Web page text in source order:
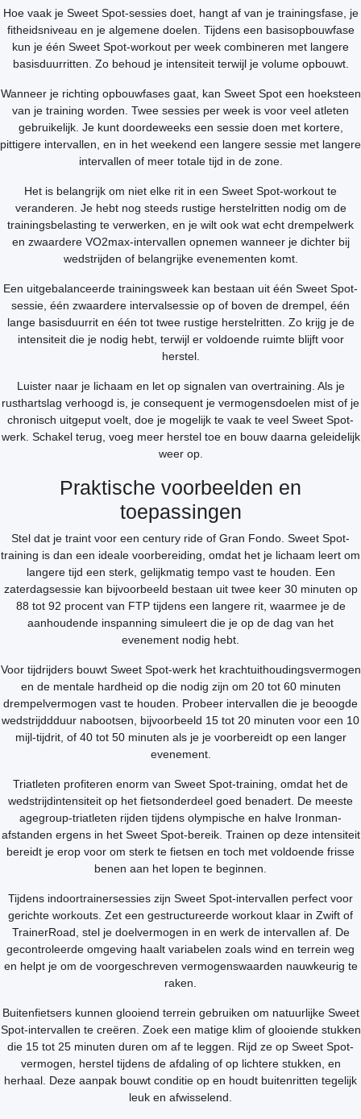
Hoe vaak je Sweet Spot-sessies doet, hangt af van je trainingsfase, je
fitheidsniveau en je algemene doelen. Tijdens een basisopbouwfase
kun je één Sweet Spot-workout per week combineren met langere
basisduurritten. Zo behoud je intensiteit terwijl je volume opbouwt.
Wanneer je richting opbouwfases gaat, kan Sweet Spot een hoeksteen
van je training worden. Twee sessies per week is voor veel atleten
gebruikelijk. Je kunt doordeweeks een sessie doen met kortere,
pittigere intervallen, en in het weekend een langere sessie met langere
intervallen of meer totale tijd in de zone.
Het is belangrijk om niet elke rit in een Sweet Spot-workout te
veranderen. Je hebt nog steeds rustige herstelritten nodig om de
trainingsbelasting te verwerken, en je wilt ook wat echt drempelwerk
en zwaardere VO2max-intervallen opnemen wanneer je dichter bij
wedstrijden of belangrijke evenementen komt.
Een uitgebalanceerde trainingsweek kan bestaan uit één Sweet Spot-
sessie, één zwaardere intervalsessie op of boven de drempel, één
lange basisduurrit en één tot twee rustige herstelritten. Zo krijg je de
intensiteit die je nodig hebt, terwijl er voldoende ruimte blijft voor
herstel.
Luister naar je lichaam en let op signalen van overtraining. Als je
rusthartslag verhoogd is, je consequent je vermogensdoelen mist of je
chronisch uitgeput voelt, doe je mogelijk te vaak te veel Sweet Spot-
werk. Schakel terug, voeg meer herstel toe en bouw daarna geleidelijk
weer op.
Praktische voorbeelden en
toepassingen
Stel dat je traint voor een century ride of Gran Fondo. Sweet Spot-
training is dan een ideale voorbereiding, omdat het je lichaam leert om
langere tijd een sterk, gelijkmatig tempo vast te houden. Een
zaterdagsessie kan bijvoorbeeld bestaan uit twee keer 30 minuten op
88 tot 92 procent van FTP tijdens een langere rit, waarmee je de
aanhoudende inspanning simuleert die je op de dag van het
evenement nodig hebt.
Voor tijdrijders bouwt Sweet Spot-werk het krachtuithoudingsvermogen
en de mentale hardheid op die nodig zijn om 20 tot 60 minuten
drempelvermogen vast te houden. Probeer intervallen die je beoogde
wedstrijddduur nabootsen, bijvoorbeeld 15 tot 20 minuten voor een 10
mijl-tijdrit, of 40 tot 50 minuten als je je voorbereidt op een langer
evenement.
Triatleten profiteren enorm van Sweet Spot-training, omdat het de
wedstrijdintensiteit op het fietsonderdeel goed benadert. De meeste
agegroup-triatleten rijden tijdens olympische en halve Ironman-
afstanden ergens in het Sweet Spot-bereik. Trainen op deze intensiteit
bereidt je erop voor om sterk te fietsen en toch met voldoende frisse
benen aan het lopen te beginnen.
Tijdens indoortrainersessies zijn Sweet Spot-intervallen perfect voor
gerichte workouts. Zet een gestructureerde workout klaar in Zwift of
TrainerRoad, stel je doelvermogen in en werk de intervallen af. De
gecontroleerde omgeving haalt variabelen zoals wind en terrein weg
en helpt je om de voorgeschreven vermogenswaarden nauwkeurig te
raken.
Buitenfietsers kunnen glooiend terrein gebruiken om natuurlijke Sweet
Spot-intervallen te creëren. Zoek een matige klim of glooiende stukken
die 15 tot 25 minuten duren om af te leggen. Rijd ze op Sweet Spot-
vermogen, herstel tijdens de afdaling of op lichtere stukken, en
herhaal. Deze aanpak bouwt conditie op en houdt buitenritten tegelijk
leuk en afwisselend.